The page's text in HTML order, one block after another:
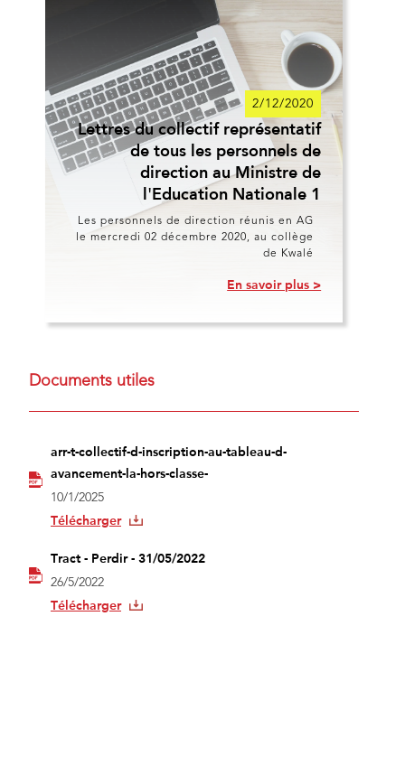
2/12/2020
Lettres du collectif représentatif
de tous les personnels de
direction au Ministre de
l'Education Nationale 1
Les personnels de direction réunis en AG
le mercredi 02 décembre 2020, au collège
de Kwalé
En savoir plus >
Documents utiles
arr-t-collectif-d-inscription-au-tableau-d-
avancement-la-hors-classe-
10/1/2025
Télécharger
Tract - Perdir - 31/05/2022
26/5/2022
Télécharger